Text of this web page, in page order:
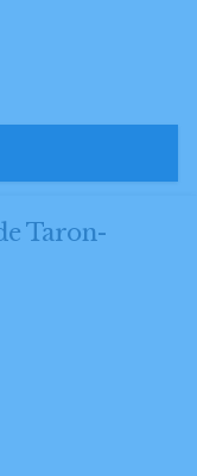
Taron-